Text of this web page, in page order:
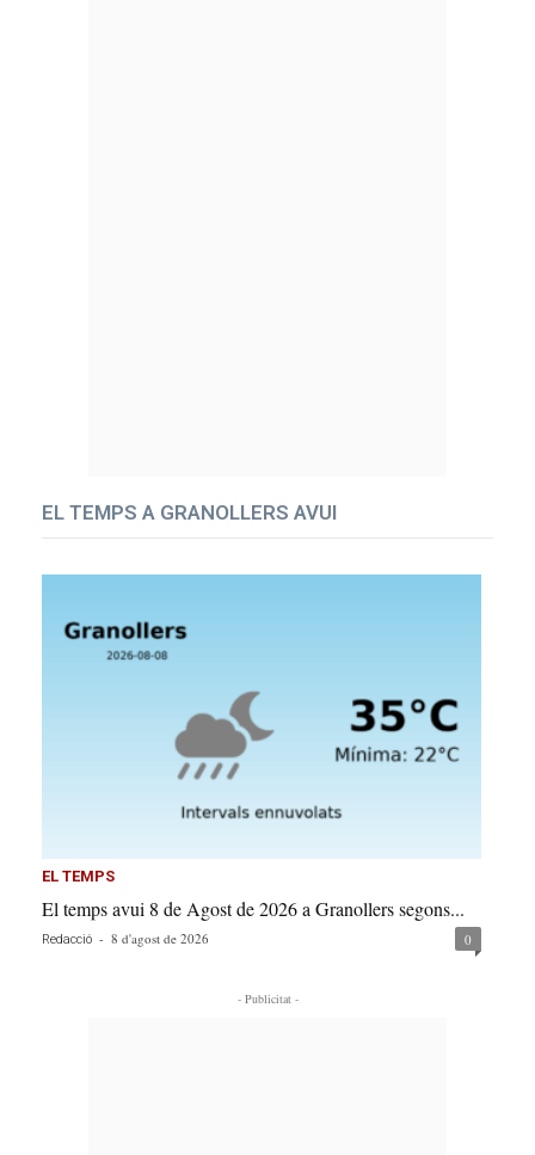
EL TEMPS A GRANOLLERS AVUI
EL TEMPS
El temps avui 8 de Agost de 2026 a Granollers segons...
Redacció - 8 d'agost de 2026 0
- Publicitat -